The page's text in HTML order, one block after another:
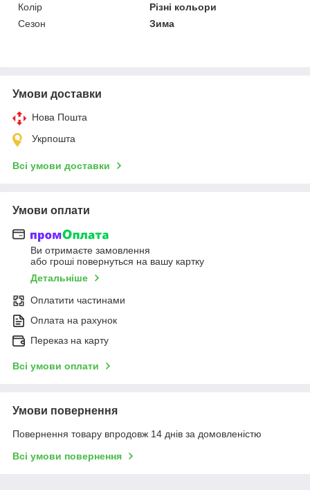
Колір
Різні кольори
Сезон
Зима
Умови доставки
Нова Пошта
Укрпошта
Всі умови доставки
Умови оплати
Ви отримаєте замовлення
або гроші повернуться на вашу картку
Детальніше
Оплатити частинами
Оплата на рахунок
Переказ на карту
Всі умови оплати
Умови повернення
Повернення товару впродовж 14 днів за домовленістю
Всі умови повернення